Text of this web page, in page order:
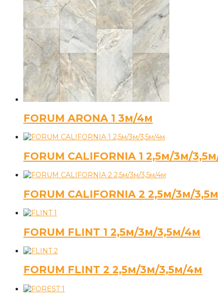
FORUM ARONA 1 3м/4м
FORUM CALIFORNIA 1 2,5м/3м/
FORUM CALIFORNIA 2 2,5м/3м/
FORUM FLINT 1 2,5м/3м/3,5м/4м
FORUM FLINT 2 2,5м/3м/3,5м/4м